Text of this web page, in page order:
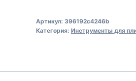
Артикул: 396192c4246b
Категория: Инструменты для